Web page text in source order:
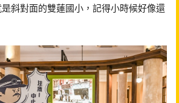
斜對面的雙蓮國小，記得小時候好像還